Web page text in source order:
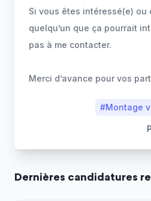
Si vous êtes intéressé(e) ou
quelqu’un que ça pourrait
pas à me contacter.
Merci d’avance pour vos
#Montage
Dernières candidatures